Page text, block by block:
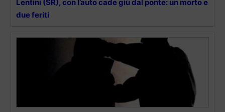
Lentini (SR), con l’auto cade giù dal ponte: un morto e
due feriti